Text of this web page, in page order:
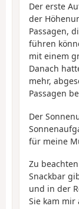
Der erste
der
Passagen,
führen
mit einem
Danach
mehr,
Passagen
Der
für meine
Zu
Snackbar
und in der
Sie kam